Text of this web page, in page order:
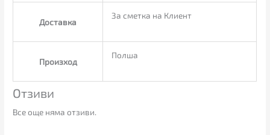
Доставка
За сметка на Клиент
Произход
Полша
Отзиви
Все още няма отзиви.